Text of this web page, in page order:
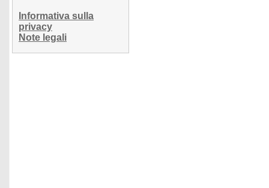
Informativa sulla
privacy
Note legali